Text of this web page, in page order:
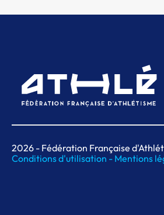
2026 - Fédération Française
Conditions d'utilisation - Mentions